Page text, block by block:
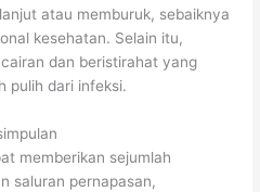
atau memburuk, sebaiknya
kesehatan. Selain itu,
dan beristirahat yang
pulih dari infeksi.
memberikan sejumlah
saluran pernapasan,